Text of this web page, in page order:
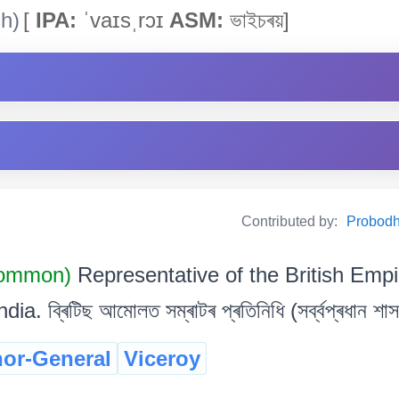
[ IPA: ˈvaɪsˌrɔɪ ASM: ভাইচৰয়]
Contributed by: Probodh
Representative of the British
আমোলত সম্ৰাটৰ প্ৰতিনিধি (সৰ্ব্বপ্ৰধান
General Viceroy